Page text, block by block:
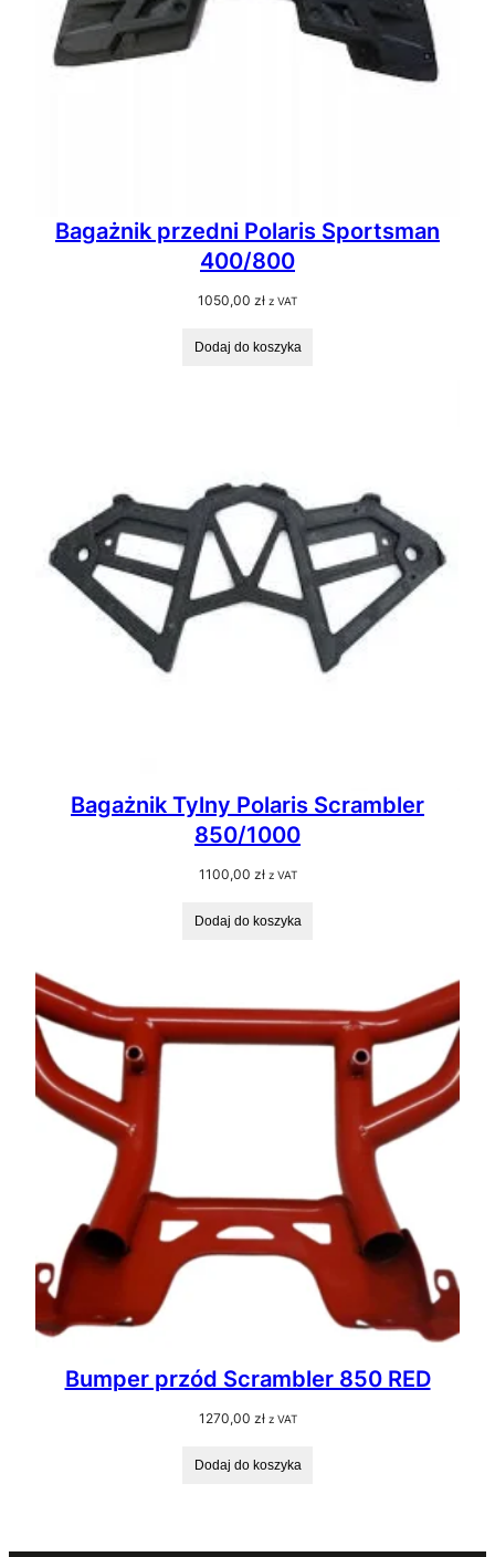
Bagażnik przedni Polaris Sportsman
400/800
1050,00 zł z VAT
Dodaj do koszyka
Bagażnik Tylny Polaris Scrambler
850/1000
1100,00 zł z VAT
Dodaj do koszyka
Bumper przód Scrambler 850 RED
1270,00 zł z VAT
Dodaj do koszyka